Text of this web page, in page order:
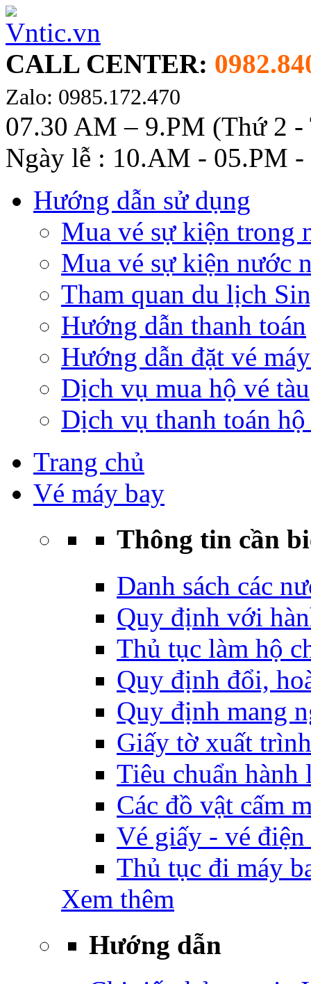
CALL CENTER:
Zalo: 0985.172.470
07.30 AM – 9.PM (Thứ 2 -
Ngày lễ : 10.AM - 05.PM -
Hướng dẫn sử dụng
Mua vé sự kiện trong
Mua vé sự kiện nước
Tham quan du lịch
Hướng dẫn thanh toán
Hướng dẫn đặt vé
Dịch vụ mua hộ vé tàu
Dịch vụ thanh toán hộ
Trang chủ
Vé máy bay
Thông tin cần
Danh sách các
Quy định với
Thủ tục làm hộ
Quy định đổi,
Quy định mang
Giấy tờ xuất
Tiêu chuẩn
Các đồ vật cấm
Vé giấy - vé
Thủ tục đi máy
Xem thêm
Hướng dẫn